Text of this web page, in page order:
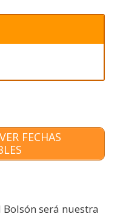
FECHAS
será nuestra